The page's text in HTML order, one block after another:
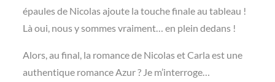
épaules de Nicolas ajoute la touche finale au tableau !
Là oui, nous y sommes vraiment… en plein dedans !
Alors, au final, la romance de Nicolas et Carla est une
authentique romance Azur ? Je m’interroge…